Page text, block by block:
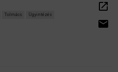
Tolmács Ügyintézés
open_in_new
email